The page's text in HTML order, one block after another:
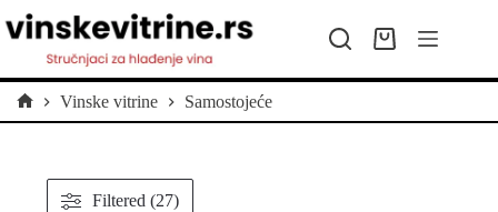
na
Kolica
kupovinu
Početna
Vinske vitrine Samostojeće
Filtered (27)